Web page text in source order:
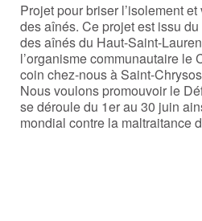
Projet pour briser l’isolement
des aînés. Ce projet est issu
des aînés du Haut-Saint-
l’organisme communautaire le
coin chez-nous à Saint-
Nous voulons promouvoir le
se déroule du 1er au 30 juin
mondial contre la maltraitance